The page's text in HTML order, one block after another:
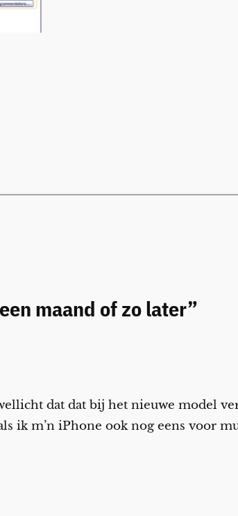
maand of zo later”
dat dat bij het nieuwe model
ik m’n iPhone ook nog eens voor